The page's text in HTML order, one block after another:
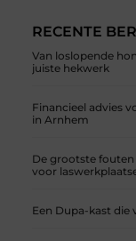
RECENTE
Van loslopende
juiste hekwerk
Financieel advies
in Arnhem
De grootste
voor
Een Dupa-kast die